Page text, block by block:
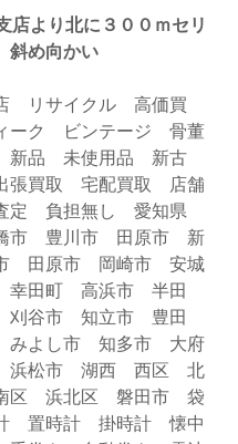
店より北に３００ｍセリ
斜め向かい
　リサイクル　高価買
ーク　ビンテージ　骨董
新品　未使用品　新古
張買取　宅配買取　店舗
定　負担無し　愛知県
市　豊川市　田原市　新
　田原市　岡崎市　安城
幸田町　高浜市　半田
刈谷市　知立市　豊田
みよし市　知多市　大府
浜松市　湖西　西区　北
区　浜北区　磐田市　袋
　置時計　掛時計　懐中